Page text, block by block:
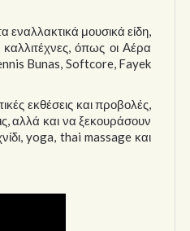
μουσικά είδη,
όπως οι Αέρα
Bunas, Softcore, Fayek
εκθέσεις και προβολές,
αλλά και να ξεκουράσουν
yoga, thai massage και